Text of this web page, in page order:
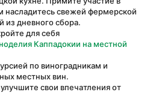
насладитесь свежей фермерской
из дневного сбора.
для себя
Каппадокии на местной
по виноградникам и
местных вин.
свои впечатления от